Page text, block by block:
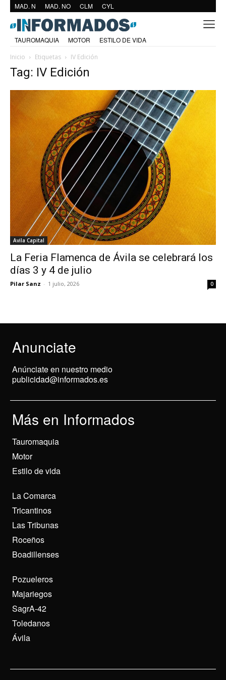
MAD. N MAD. NO CLM CYL
TAUROMAQUIA MOTOR
ESTILO DE VIDA
Inicio
Etiquetas IV Edición
Tag: IV Edición
Avila Capital
La Feria Flamenca de Ávila se celebrará los
días 3 y 4 de julio
Pilar Sanz - 1 julio, 2026 0
Anunciate
Anúnciate en nuestro medio
publicidad@informados.es
Más en Informados
Tauromaquia
Motor
Estilo de vida
La Comarca
Tricantinos
Las Tribunas
Roceños
Boadillenses
Pozueleros
Majariegos
SagrA-42
Toledanos
Ávila